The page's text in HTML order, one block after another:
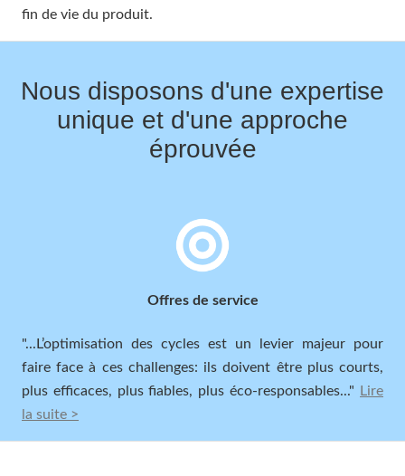
fin de vie du produit.
Nous disposons d'une expertise
unique et d'une approche
éprouvée
Offres de service
"... L’optimisation des cycles est un levier majeur pour
faire face à ces challenges: ils doivent être plus courts,
plus efficaces, plus fiables, plus éco-responsables..."
Lire
la suite >